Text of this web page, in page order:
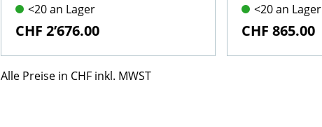
<20 an Lager
CHF 2’676.00
<20 an Lager
CHF 865.00
Alle Preise in CHF inkl. MWST